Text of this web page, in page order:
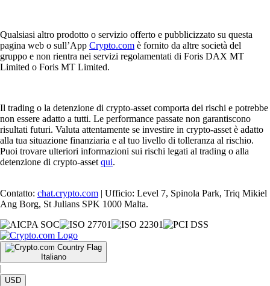
Qualsiasi altro prodotto o servizio offerto e pubblicizzato su questa
pagina web o sull’App Crypto.com è fornito da altre società del
gruppo e non rientra nei servizi regolamentati di Foris DAX MT
Limited o Foris MT Limited.
Il trading o la detenzione di crypto-asset comporta dei rischi e potrebbe
non essere adatto a tutti. Le performance passate non garantiscono
risultati futuri. Valuta attentamente se investire in crypto-asset è adatto
alla tua situazione finanziaria e al tuo livello di tolleranza al rischio.
Puoi trovare ulteriori informazioni sui rischi legati al trading o alla
detenzione di crypto-asset qui.
Contatto: chat.crypto.com | Ufficio: Level 7, Spinola Park, Triq Mikiel
Ang Borg, St Julians SPK 1000 Malta.
Italiano
|
USD